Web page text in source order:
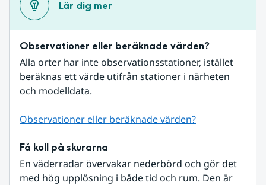
Lär dig mer
Observationer eller beräknade värden?
Alla orter har inte observationsstationer, istället
beräknas ett värde utifrån stationer i närheten
och modelldata.
Observationer eller beräknade värden?
Få koll på skurarna
En väderradar övervakar nederbörd och gör det
med hög upplösning i både tid och rum. Den är